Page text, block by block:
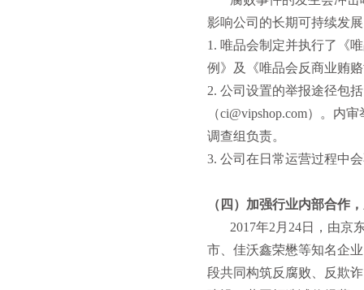
影响公司的长期可持续发
1. 唯品会制定并执行了《
例》及《唯品会反商业贿
2. 公司设置的举报途径包
（ci@vipshop.com）。内审
调查组负责。
3. 公司在日常运营过程中
（四）加强行业内部合作
2017年2月24日，由京东
市、佳沃鑫荣懋等知名企
段共同构筑反腐败、反欺